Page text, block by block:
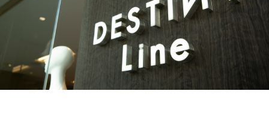
INFORMATION MY LIST
CONTACT
REQUEST